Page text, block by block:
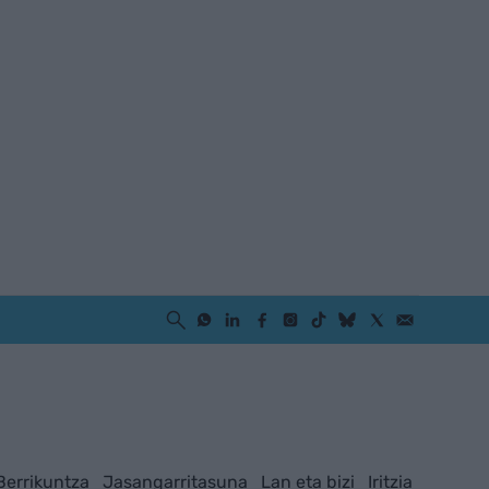
Jasangarritasuna Lan eta bizi Iritzia